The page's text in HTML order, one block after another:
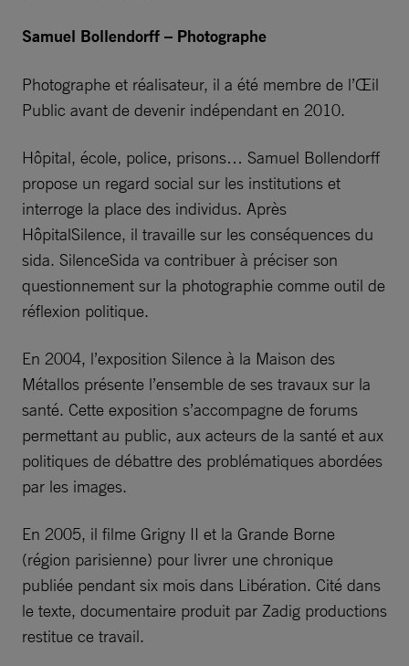
Samuel Bollendorff – Photographe
Photographe et réalisateur, il a été membre de l’Œil
Public avant de devenir indépendant en 2010.
Hôpital, école, police, prisons… Samuel Bollendorff
propose un regard social sur les institutions et
interroge la place des individus. Après
HôpitalSilence, il travaille sur les conséquences du
sida. SilenceSida va contribuer à préciser son
questionnement sur la photographie comme outil de
réflexion politique.
En 2004, l’exposition Silence à la Maison des
Métallos présente l’ensemble de ses travaux sur la
santé. Cette exposition s’accompagne de forums
permettant au public, aux acteurs de la santé et aux
politiques de débattre des problématiques abordées
par les images.
En 2005, il filme Grigny II et la Grande Borne
(région parisienne) pour livrer une chronique
publiée pendant six mois dans Libération. Cité dans
le texte, documentaire produit par Zadig productions
restitue ce travail.